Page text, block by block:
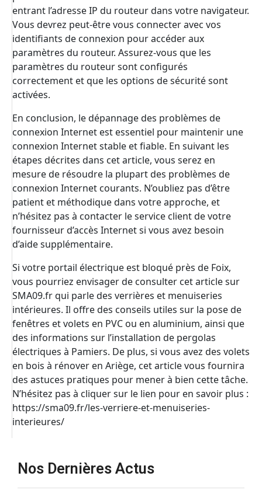
Nos Dernières Actus
entrant l’adresse IP du routeur dans votre navigateur.
Vous devrez peut-être vous connecter avec vos
identifiants de connexion pour accéder aux
paramètres du routeur. Assurez-vous que les
paramètres du routeur sont configurés
correctement et que les options de sécurité sont
activées.
En conclusion, le dépannage des problèmes de
connexion Internet est essentiel pour maintenir une
connexion Internet stable et fiable. En suivant les
étapes décrites dans cet article, vous serez en
mesure de résoudre la plupart des problèmes de
connexion Internet courants. N’oubliez pas d’être
patient et méthodique dans votre approche, et
n’hésitez pas à contacter le service client de votre
fournisseur d’accès Internet si vous avez besoin
d’aide supplémentaire.
Si votre portail électrique est bloqué près de Foix,
vous pourriez envisager de consulter cet article sur
SMA09.fr qui parle des verrières et menuiseries
intérieures. Il offre des conseils utiles sur la pose de
fenêtres et volets en PVC ou en aluminium, ainsi que
des informations sur l’installation de pergolas
électriques à Pamiers. De plus, si vous avez des volets
en bois à rénover en Ariège, cet article vous fournira
des astuces pratiques pour mener à bien cette tâche.
N’hésitez pas à cliquer sur le lien pour en savoir plus :
https://sma09.fr/les-verriere-et-menuiseries-
interieures/